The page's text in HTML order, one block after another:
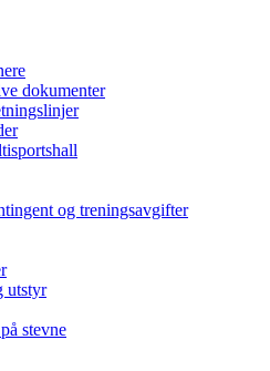
dokumenter
og treningsavgifter
utstyr
stevne